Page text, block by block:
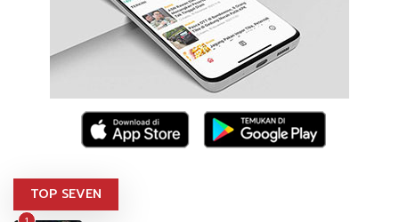
TOP SEVEN